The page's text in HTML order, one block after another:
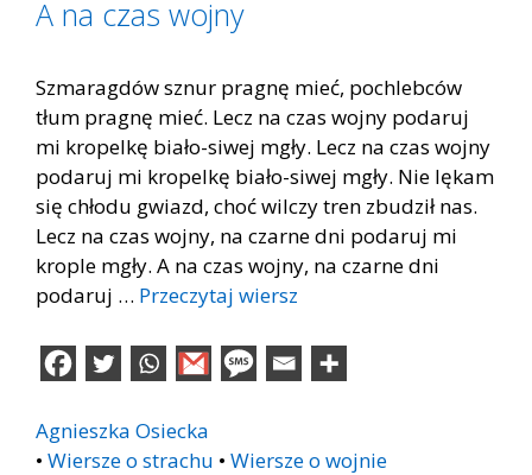
A na czas wojny
Szmaragdów sznur pragnę mieć, pochlebców
tłum pragnę mieć. Lecz na czas wojny podaruj
mi kropelkę biało-siwej mgły. Lecz na czas wojny
podaruj mi kropelkę biało-siwej mgły. Nie lękam
się chłodu gwiazd, choć wilczy tren zbudził nas.
Lecz na czas wojny, na czarne dni podaruj mi
krople mgły. A na czas wojny, na czarne dni
podaruj … Przeczytaj wiersz
Agnieszka Osiecka
• Wiersze o strachu • Wiersze o wojnie